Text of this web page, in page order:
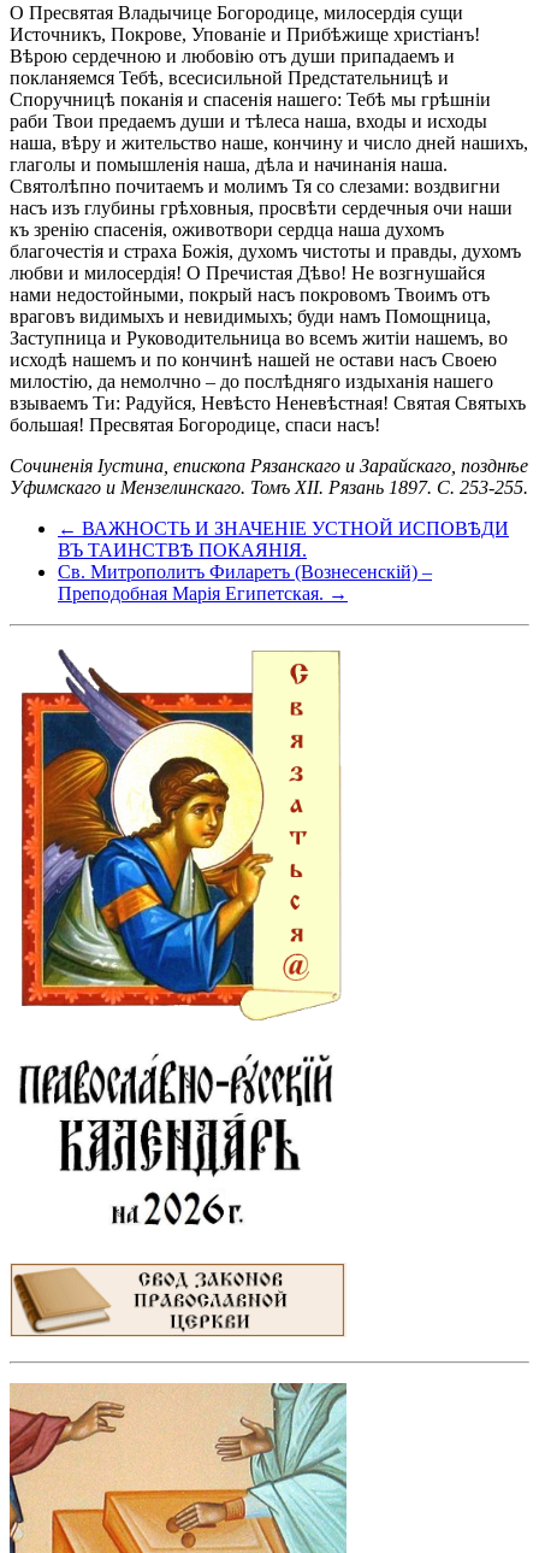
О Пресвятая Владычице Богородице, милосердія сущи
Источникъ, Покрове, Упованіе и Прибѣжище христіанъ!
Вѣрою сердечною и любовію отъ души припадаемъ и
покланяемся Тебѣ, всесисильной Предстательницѣ и
Споручницѣ поканія и спасенія нашего: Тебѣ мы грѣшніи
раби Твои предаемъ души и тѣлеса наша, входы и исходы
наша, вѣру и жительство наше, кончину и число дней нашихъ,
глаголы и помышленія наша, дѣла и начинанія наша.
Святолѣпно почитаемъ и молимъ Тя со слезами: воздвигни
насъ изъ глубины грѣховныя, просвѣти сердечныя очи наши
къ зренію спасенія, оживотвори сердца наша духомъ
благочестія и страха Божія, духомъ чистоты и правды, духомъ
любви и милосердія! О Пречистая Дѣво! Не возгнушайся
нами недостойными, покрый насъ покровомъ Твоимъ отъ
враговъ видимыхъ и невидимыхъ; буди намъ Помощница,
Заступница и Руководительница во всемъ житіи нашемъ, во
исходѣ нашемъ и по кончинѣ нашей не остави насъ Своею
милостію, да немолчно – до послѣдняго издыханія нашего
взываемъ Ти: Радуйся, Невѣсто Неневѣстная! Святая Святыхъ
большая! Пресвятая Богородице, спаси насъ!
Сочиненія Іустина, епископа Рязанскаго и Зарайскаго, позднѣе
Уфимскаго и Мензелинскаго. Томъ XII. Рязань 1897. С. 253-255.
← ВАЖНОСТЬ И ЗНАЧЕНІЕ УСТНОЙ ИСПОВѢДИ
ВЪ ТАИНСТВѢ ПОКАЯНІЯ.
Св. Митрополитъ Филаретъ (Вознесенскій) –
Преподобная Марія Египетская. →